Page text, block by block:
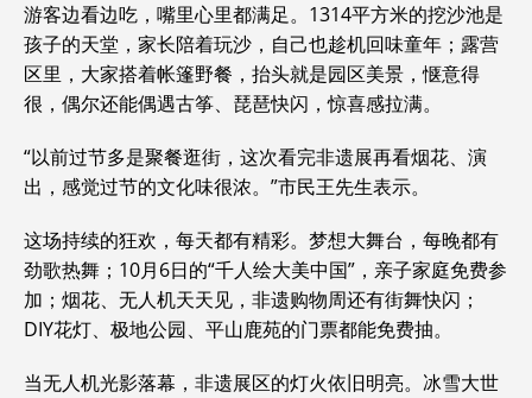
游客边看边吃，嘴里心里都满足。1314平方米的挖沙池是
孩子的天堂，家长陪着玩沙，自己也趁机回味童年；露营
区里，大家搭着帐篷野餐，抬头就是园区美景，惬意得
很，偶尔还能偶遇古筝、琵琶快闪，惊喜感拉满。
“以前过节多是聚餐逛街，这次看完非遗展再看烟花、演
出，感觉过节的文化味很浓。”市民王先生表示。
这场持续的狂欢，每天都有精彩。梦想大舞台，每晚都有
劲歌热舞；10月6日的“千人绘大美中国”，亲子家庭免费参
加；烟花、无人机天天见，非遗购物周还有街舞快闪；
DIY花灯、极地公园、平山鹿苑的门票都能免费抽。
当无人机光影落幕，非遗展区的灯火依旧明亮。冰雪大世